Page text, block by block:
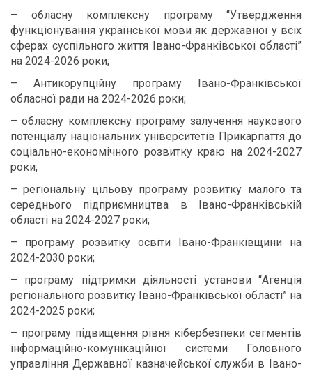
– обласну комплексну програму “Утвердження
функціонування української мови як державної у всіх
сферах суспільного життя Івано-Франківської області”
на 2024-2026 роки;
– Антикорупційну програму Івано-Франківської
обласної ради на 2024-2026 роки;
– обласну комплексну програму залучення наукового
потенціалу національних університетів Прикарпаття до
соціально-економічного розвитку краю на 2024-2027
роки;
– регіональну цільову програму розвитку малого та
середнього підприємництва в Івано-Франківській
області на 2024-2027 роки;
– програму розвитку освіти Івано-Франківщини на
2024-2030 роки;
– програму підтримки діяльності установи “Агенція
регіонального розвитку Івано-Франківської області” на
2024-2025 роки;
– програму підвищення рівня кібербезпеки сегментів
інформаційно-комунікаційної системи Головного
управління Державної казначейської служби в Івано-